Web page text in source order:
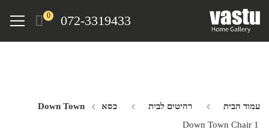
072-3319433
0
Menu
עמוד הבית רהיטים לבית
כסא Down Town
Down Town Chair 1